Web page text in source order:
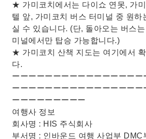
★ 가미코치에서는 다이쇼 연못, 가
텔 앞, 가미코치 버스 터미널 중 원하
실 수 있습니다. (단, 돌아오는 버스
미널에서만 탑승 가능합니다.)
★ 가미코치 산책 지도는 여기에서 확
다.
ーーーーーーーーーーーーーーーー
ーーーーーーーーーーーーーーーー
ーーーーーーーーー
여행사 정보
회사명 : HIS 주식회사
부서명 : 인바운드 여행 사업부 DMC